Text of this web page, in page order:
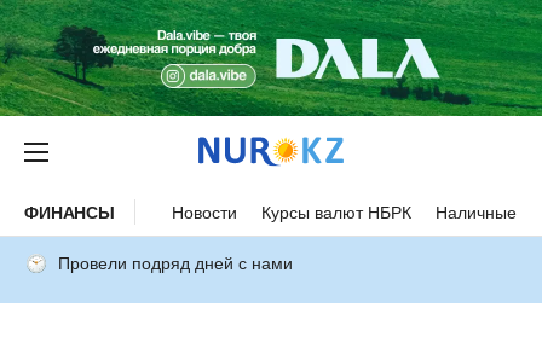
ФИНАНСЫ Новости Курсы валют НБРК Наличные
Провели подряд дней с нами